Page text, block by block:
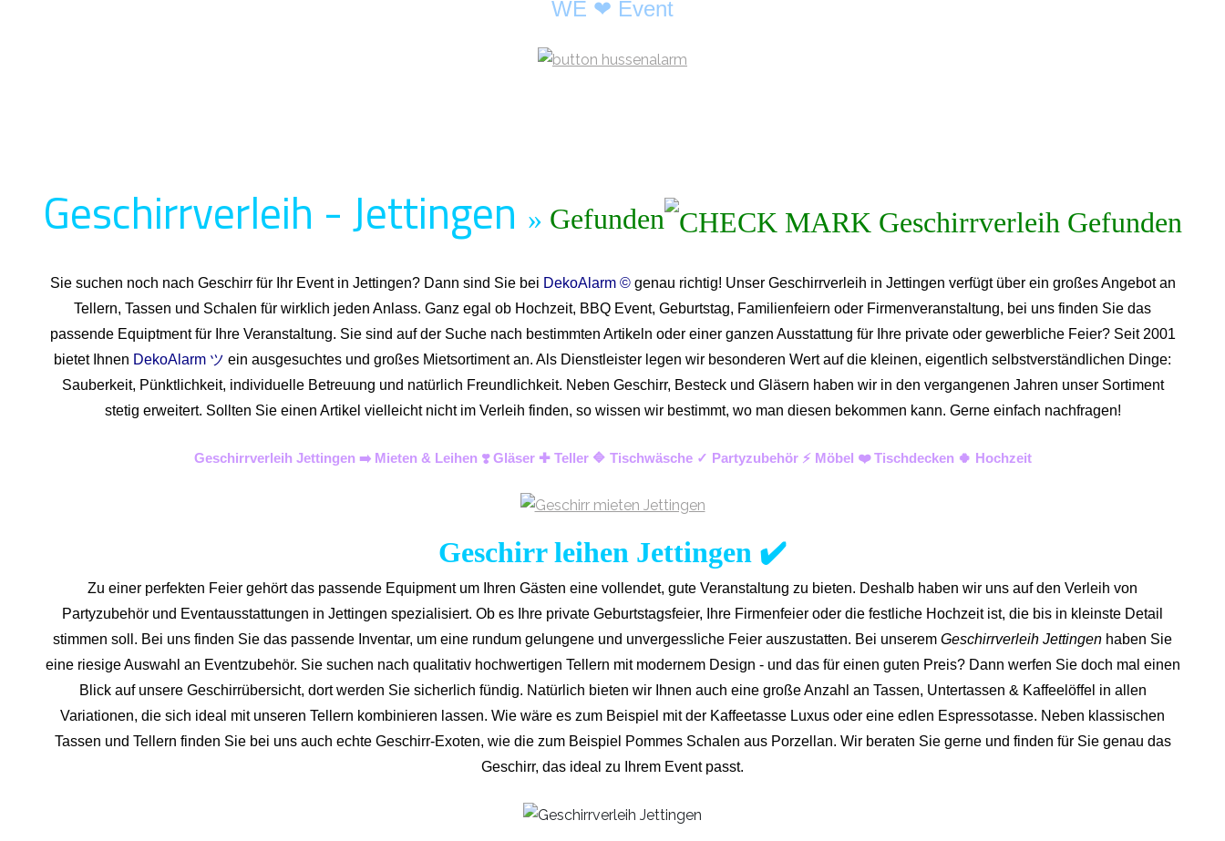
WE ❤ Event
Geschirrverleih - Jettingen » Gefunden
Sie suchen noch nach Geschirr für Ihr Event in Jettingen? Dann sind Sie bei DekoAlarm ©genau richtig! Unser Geschirrverleih in Jettingen verfügt über ein großes Angebot an
Tellern, Tassen und Schalen für wirklich jeden Anlass. Ganz egal ob Hochzeit, BBQ Event, Geburtstag, Familienfeiern oder Firmenveranstaltung, bei uns finden Sie das
passende Equiptment für Ihre Veranstaltung. Sie sind auf der Suche nach bestimmten Artikeln oder einer ganzen Ausstattung für Ihre private oder gewerbliche Feier? Seit 2001
bietet Ihnen DekoAlarm ツ ein ausgesuchtes und großes Mietsortiment an. Als Dienstleister legen wir besonderen Wert auf die kleinen, eigentlich selbstverständlichen Dinge:
Sauberkeit, Pünktlichkeit, individuelle Betreuung und natürlich Freundlichkeit. Neben Geschirr, Besteck und Gläsern haben wir in den vergangenen Jahren unser Sortiment
stetig erweitert. Sollten Sie einen Artikel vielleicht nicht im Verleih finden, so wissen wir bestimmt, wo man diesen bekommen kann. Gerne einfach nachfragen!
Geschirrverleih Jettingen ➡️ Mieten & Leihen ❣️ Gläser ✚ Teller 🔷 Tischwäsche ✓ Partyzubehör ⚡ Möbel ❤️ Tischdecken 🍀 Hochzeit
Geschirr leihen Jettingen ✔️
Zu einer perfekten Feier gehört das passende Equipment um Ihren Gästen eine vollendet, gute Veranstaltung zu bieten. Deshalb haben wir uns auf den Verleih von
Partyzubehör und Eventausstattungen in Jettingen spezialisiert. Ob es Ihre private Geburtstagsfeier, Ihre Firmenfeier oder die festliche Hochzeit ist, die bis in kleinste Detail
stimmen soll. Bei uns finden Sie das passende Inventar, um eine rundum gelungene und unvergess liche Feier auszustatten. Bei unserem Geschirrverleih Jettingen haben Sie
eine riesige Auswahl an Eventzubehör. Sie suchen nach qualitativ hochwertigen Tellern mit modernem Design - und das für einen guten Preis? Dann werfen Sie doch mal einen
Blick auf unsere Geschirrübersicht, dort werden Sie sicherlich fündig. Natürlich bieten wir Ihnen auch eine große Anzahl an Tassen, Untertassen & Kaffeelöffel in allen
Variationen, die sich ideal mit unseren Tellern kombinieren lassen. Wie wäre es zum Beispiel mit der Kaffeetasse Luxus oder eine edlen Espressotasse. Neben klassischen
Tassen und Tellern finden Sie bei uns auch echte Geschirr-Exoten, wie die zum Beispiel Pommes Schalen aus Porzellan. Wir beraten Sie gerne und finden für Sie genau das
Geschirr, das ideal zu Ihrem Event passt.